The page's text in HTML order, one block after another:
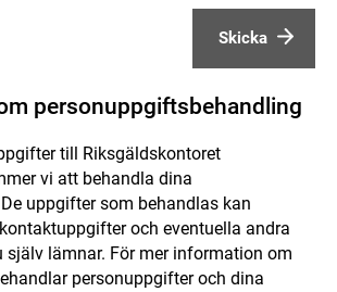
Skicka
personuppgiftsbehandling
till Riksgäldskontoret
vi att behandla dina
uppgifter som behandlas kan
och eventuella andra
själv lämnar. För mer information om
personuppgifter och dina